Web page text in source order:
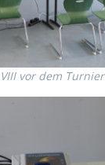
vor dem Turnier